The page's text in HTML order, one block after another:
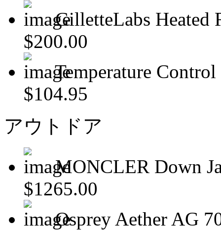
GilletteLabs Heated
$200.00
Temperature
$104.95
アウトドア
MONCLER Down
$1265.00
Osprey Aether AG